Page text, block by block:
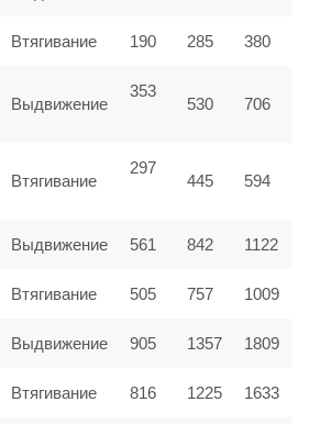
Втягивание 190 285 380
Выдвижение
353
530 706
Втягивание
297
445 594
Выдвижение 561 842 1122
Втягивание 505 757 1009
Выдвижение 905 1357 1809
Втягивание 816 1225 1633